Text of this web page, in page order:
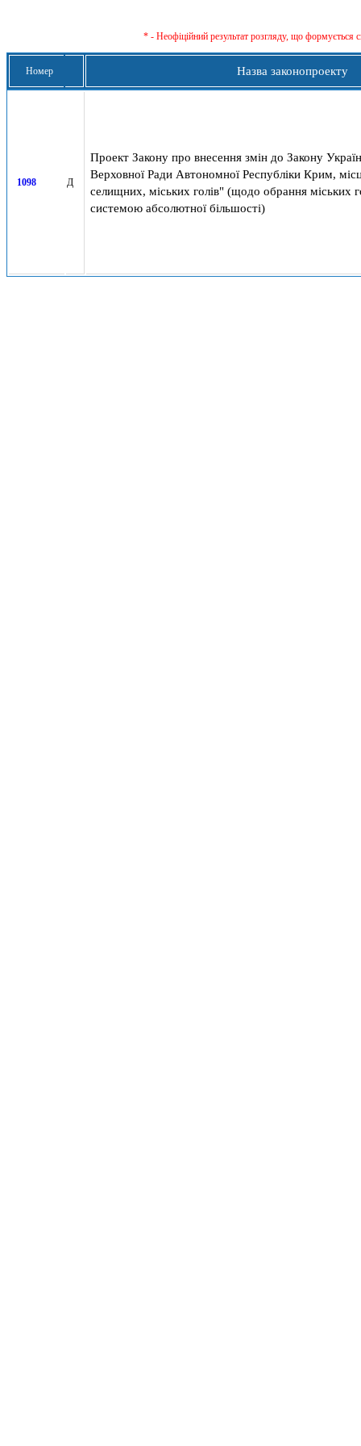
* - Неофіційний результат розгляду, що формується
Номер Назва законопроекту
1098 Д
Проект Закону про внесення змін до Закону
Верховної Ради Автономної Республіки Крим,
селищних, міських голів" (щодо обрання міських
системою абсолютної більшості)